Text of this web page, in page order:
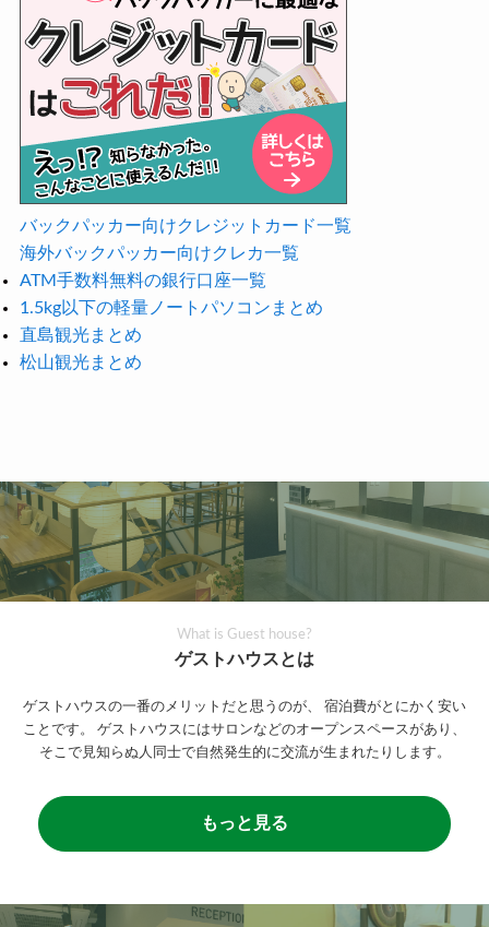
バックパッカー向けクレジットカード一覧
海外バックパッカー向けクレカ一覧
ATM手数料無料の銀行口座一覧
1.5kg以下の軽量ノートパソコンまとめ
直島観光まとめ
松山観光まとめ
What is Guest house?
ゲストハウスとは
ゲストハウスの一番のメリットだと思うのが、
宿泊費がとにかく安い
ことです。
ゲストハウスにはサロンなどのオープンスペースがあり、
そこで見知らぬ人同士で自然発生的に交流が生まれたりします。
もっと見る